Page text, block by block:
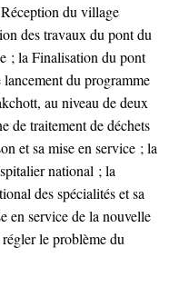
du village
des travaux du pont du
; la Finalisation du pont
du programme
au niveau de deux
de traitement de déchets
et sa mise en service ; la
national ; la
des spécialités et sa
en service de la nouvelle
le problème du